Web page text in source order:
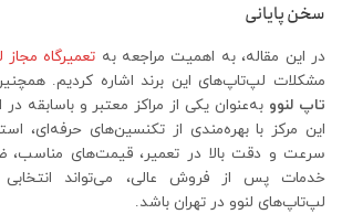
سخن پایانی
در این مقاله، به اهمیت مراجعه به تعمیرگاه مجاز
مشکلات لپ‌تاپ‌های این برند اشاره کردیم.
تاپ لنوو به‌عنوان یکی از مراکز معتبر و باسابقه
این مرکز با بهره‌مندی از تکنسین‌های حرفه‌ای،
سرعت و دقت بالا در تعمیر، قیمت‌های مناسب،
خدمات پس از فروش عالی، می‌تواند انتخابی
لپ‌تاپ‌های لنوو در تهران باشد.